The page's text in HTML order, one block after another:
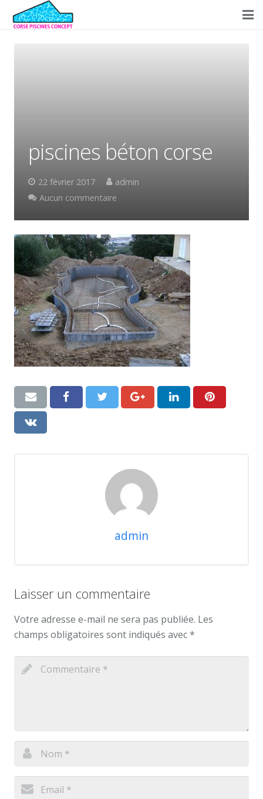
Conseils
Partenaires
piscines béton corse
22 février 2017
admin
Aucun commentaire
admin
Laisser un commentaire
Votre adresse e-mail ne sera pas publiée. Les
champs obligatoires sont indiqués avec*